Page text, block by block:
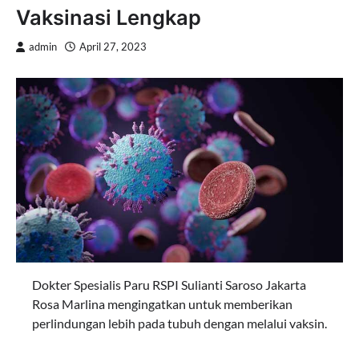
Vaksinasi Lengkap
admin April 27, 2023
Dokter Spesialis Paru RSPI Sulianti Saroso Jakarta
Rosa Marlina mengingatkan untuk memberikan
perlindungan lebih pada tubuh dengan melalui vaksin.